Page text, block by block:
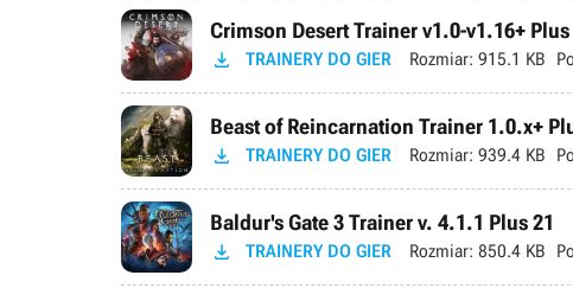
Crimson Desert Trainer v1.0-v1.16+ Plus
 TRAINERY DO GIER Rozmiar: 915.1 KB
Beast of Reincarnation Trainer 1.0.x+
 TRAINERY DO GIER Rozmiar: 939.4 KB
Baldur's Gate 3 Trainer v. 4.1.1 Plus 21
 TRAINERY DO GIER Rozmiar: 850.4 KB